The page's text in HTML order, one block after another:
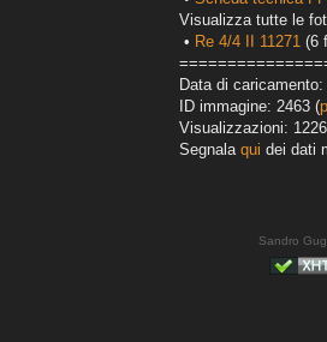
Visualizza tutte le
• Re 4/4 II 11271 (6
Data di
ID immagine: 2463 (
Visualizzazioni: 1226
Segnala qui dei dati
Sandro